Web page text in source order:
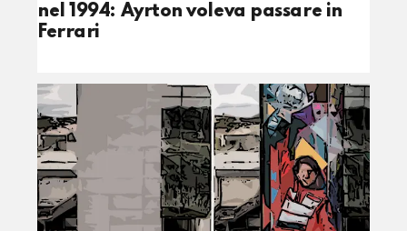
nel 1994: Ayrton voleva passare in
Ferrari